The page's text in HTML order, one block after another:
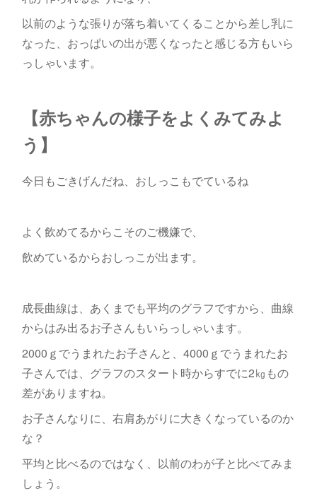
以前のような張りが落ち着いてくることから差し乳に
なった、おっぱいの出が悪くなったと感じる方もいら
っしゃいます。
【赤ちゃんの様子をよくみてみよ
う】
今日もごきげんだね、おしっこもでているね
よく飲めてるからこそのご機嫌で、
飲めているからおしっこが出ます。
成長曲線は、あくまでも平均のグラフですから、曲線
からはみ出るお子さんもいらっしゃいます。
2000ｇでうまれたお子さんと、4000ｇでうまれたお
子さんでは、グラフのスタート時からすでに2㎏もの
差がありますね。
お子さんなりに、右肩あがりに大きくなっているのか
な？
平均と比べるのではなく、以前のわが子と比べてみま
しょう。